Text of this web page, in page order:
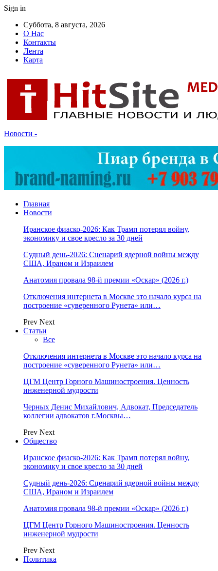
Sign in
Суббота, 8 августа, 2026
О Нас
Контакты
Лента
Карта
Новости -
Главная
Новости
Иранское фиаско-2026: Как Трамп потерял войну,
экономику и свое кресло за 30 дней
Судный день-2026: Сценарий ядерной войны между
США, Ираном и Израилем
Анатомия провала 98-й премии «Оскар» (2026 г.)
Отключения интернета в Москве это начало курса на
построение «суверенного Рунета» или…
Prev Next
Статьи
Все
Отключения интернета в Москве это начало курса на
построение «суверенного Рунета» или…
ЦГМ Центр Горного Машиностроения. Ценность
инженерной мудрости
Черных Денис Михайлович, Адвокат, Председатель
коллегии адвокатов г.Москвы…
Prev Next
Общество
Иранское фиаско-2026: Как Трамп потерял войну,
экономику и свое кресло за 30 дней
Судный день-2026: Сценарий ядерной войны между
США, Ираном и Израилем
Анатомия провала 98-й премии «Оскар» (2026 г.)
ЦГМ Центр Горного Машиностроения. Ценность
инженерной мудрости
Prev Next
Политика